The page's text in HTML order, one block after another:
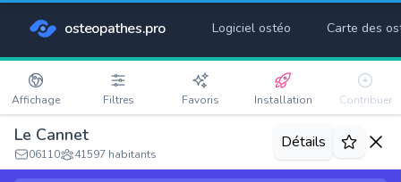
osteopathes.pro Logiciel ostéo Carte des
Affichage Filtres Favoris Installation Contribuer
Le Cannet
06110 41597 habitants
Détails